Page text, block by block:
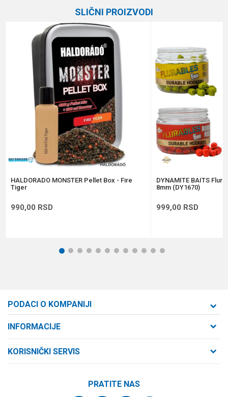
Anti-spam zaštita - izračunajte koliko je 2 + 3 :
POŠALJI
SLIČNI PROIZVODI
HALDORADO MONSTER Pellet Box - Fire
Tiger
990,00 RSD
DYNAMITE BAITS
8mm (DY1670)
999,00 RSD
1 2 3 4 5 6 7 8 9 101112
PODACI O KOMPANIJI
Cara Dušana 47
INFORMACIJE
KORISNIČKI SERVIS
PRATITE NAS